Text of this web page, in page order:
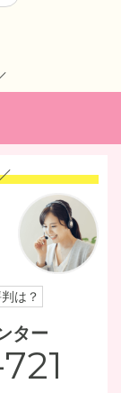
は？
ター